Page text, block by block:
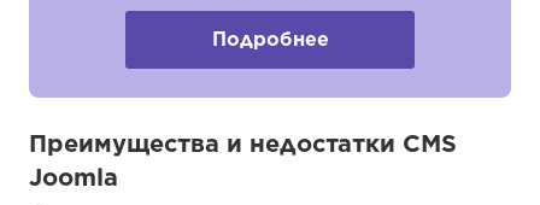
Подробнее
Преимущества и недостатки CMS
Joomla